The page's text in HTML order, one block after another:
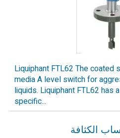
Liquiphant FTL62 The
media A level switch for
liquids. Liquiphant FTL62 has
specific...
الكثافة